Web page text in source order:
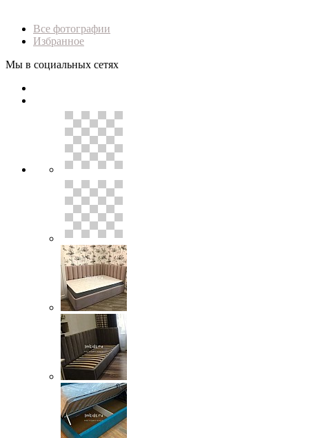
Все фотографии
Избранное
Мы в социальных сетях